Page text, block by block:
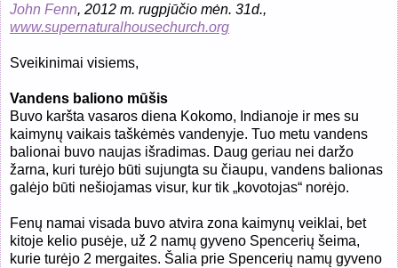
John Fenn, 2012 m. rugpjūčio mėn. 31d.,
www.supernaturalhousechurch.org
Sveikinimai visiems,
Vandens baliono mūšis
Buvo karšta vasaros diena Kokomo, Indianoje ir mes su
kaimynų vaikais taškėmės vandenyje. Tuo metu vandens
balionai buvo naujas išradimas. Daug geriau nei daržo
žarna, kuri turėjo būti sujungta su čiaupu, vandens balionas
galėjo būti nešiojamas visur, kur tik „kovotojas“ norėjo.
Fenų namai visada buvo atvira zona kaimynų veiklai, bet
kitoje kelio pusėje, už 2 namų gyveno Spencerių šeima,
kurie turėjo 2 mergaites. Šalia prie Spencerių namų gyveno